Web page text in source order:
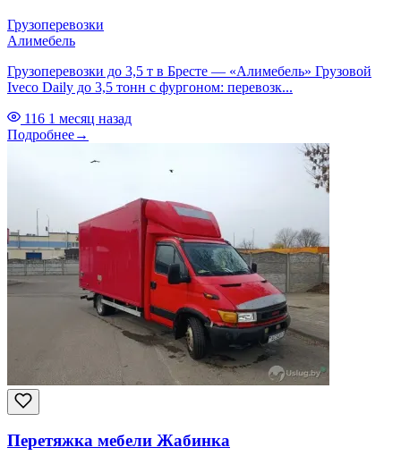
Грузоперевозки
Алимебель
Грузоперевозки до 3,5 т в Бресте — «Алимебель» Грузовой
Iveco Daily до 3,5 тонн с фургоном: перевозк...
116 1 месяц назад
Подробнее→
Перетяжка мебели Жабинка